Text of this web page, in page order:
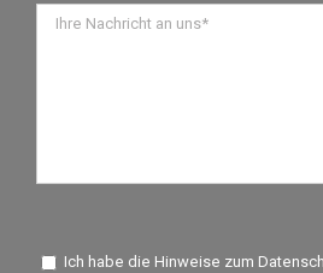
Ich habe die Hinweise zum